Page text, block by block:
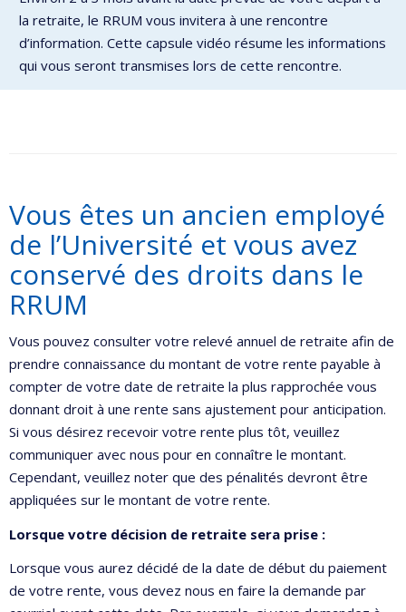
la retraite, le RRUM vous invitera à une rencontre
d’information. Cette capsule vidéo résume les informations
qui vous seront transmises lors de cette rencontre.
Vous êtes un ancien employé
de l’Université et vous avez
conservé des droits dans le
RRUM
Vous pouvez consulter votre relevé annuel de retraite afin de
prendre connaissance du montant de votre rente payable à
compter de votre date de retraite la plus rapprochée vous
donnant droit à une rente sans ajustement pour anticipation.
Si vous désirez recevoir votre rente plus tôt, veuillez
communiquer avec nous pour en connaître le montant.
Cependant, veuillez noter que des pénalités devront être
appliquées sur le montant de votre rente.
Lorsque votre décision de retraite sera prise :
Lorsque vous aurez décidé de la date de début du paiement
de votre rente, vous devez nous en faire la demande par